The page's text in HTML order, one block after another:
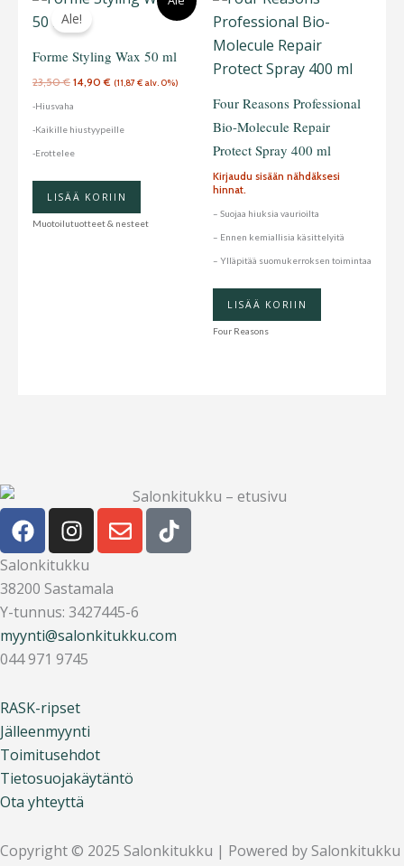
Ale!
Forme Styling Wax 50 ml
23,50€
hinta
oli:
23,50 €.
14,90€
hinta
(11,87€ alv. 0%)
-Hiusvaha
-Kaikille hiustyypeille
-Erottelee
LISÄÄ KORIIN
Muotoilutuotteet & nesteet
Four Reasons Professional
Bio-Molecule Repair
Protect Spray 400 ml
Kirjaudu sisään nähdäksesi
hinnat.
– Suojaa hiuksia vaurioilta
– Ennen kemiallisia käsittelyitä
– Ylläpitää suomukerroksen toimintaa
LISÄÄ KORIIN
Four Reasons
F
a
c
e
b
o
o
I
n
s
t
a
g
r
m
E
n
v
l
o
T
i
k
k
Salonkitukku
38200 Sastamala
Y-tunnus: 3427445-6
myynti@salonkitukku.com
044 971 9745
RASK-ripset
Jälleenmyynti
Toimitusehdot
Tietosuojakäytäntö
Ota yhteyttä
Copyright © 2025 Salonkitukku | Powered by Salonkitukku